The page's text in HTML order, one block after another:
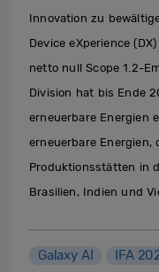
Innovation zu
Device eXperience
netto null Scope 1.2-
Division hat bis Ende
erneuerbare Energien
erneuerbare
Produktionsstätten in
Brasilien, Indien und
Galaxy AI IFA